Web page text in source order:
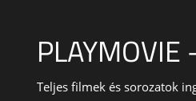
contentPLAYMOVIE
Teljes filmek és sorozatok